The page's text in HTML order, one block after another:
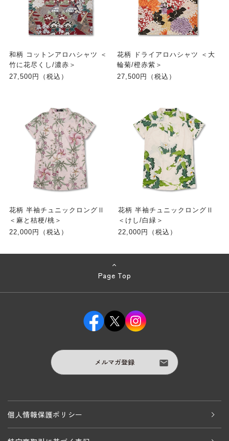
和柄 コットンアロハシャツ ＜
竹に花尽くし/濃赤＞
27,500円（税込）
花柄 ドライアロハシャツ ＜大
輪菊/橙赤紫＞
27,500円（税込）
花柄 半袖チュニックロングⅡ
＜麻と桔梗/桃＞
22,000円（税込）
花柄 半袖チュニックロングⅡ
＜けし/白緑＞
22,000円（税込）
Page Top
メルマガ登録
個人情報保護ポリシー